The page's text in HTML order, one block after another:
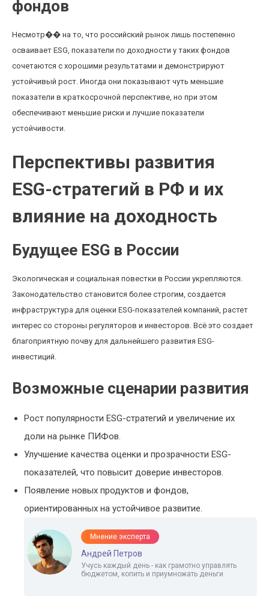
фондов
Несмотр�� на то, что российский рынок лишь постепенно
осваивает ESG, показатели по доходности у таких фондов
сочетаются с хорошими результатами и демонстрируют
устойчивый рост. Иногда они показывают чуть меньшие
показатели в краткосрочной перспективе, но при этом
обеспечивают меньшие риски и лучшие показатели
устойчивости.
Перспективы развития
ESG-стратегий в РФ и их
влияние на доходность
Будущее ESG в России
Экологическая и социальная повестки в России укрепляются.
Законодательство становится более строгим, создается
инфраструктура для оценки ESG-показателей компаний, растет
интерес со стороны регуляторов и инвесторов. Всё это создает
благоприятную почву для дальнейшего развития ESG-
инвестиций.
Возможные сценарии развития
Рост популярности ESG-стратегий и увеличение их
доли на рынке ПИФов.
Улучшение качества оценки и прозрачности ESG-
показателей, что повысит доверие инвесторов.
Появление новых продуктов и фондов,
ориентированных на устойчивое развитие.
Мнение эксперта
Андрей Петров
Учусь каждый день - как грамотно управлять
бюджетом, копить и приумножать деньги